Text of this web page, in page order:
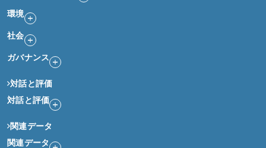
環境
社会
ガバナンス
対話と評価
対話と評価
関連データ
関連データ